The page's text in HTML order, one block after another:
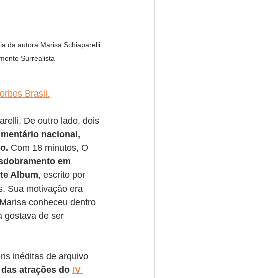
da autora Marisa Schiaparelli
Surrealista
Brasil.
De outro lado, dois
nacional,
Com 18 minutos, O
em
Album, escrito por
Sua motivação era
conheceu dentro
gostava de ser
inéditas de arquivo
atrações do IV